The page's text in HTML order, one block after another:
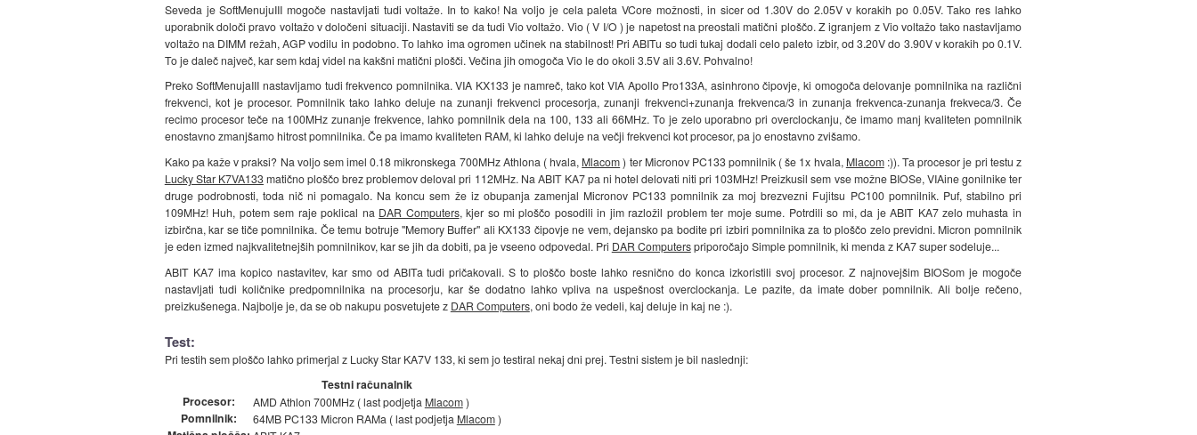
Seveda je SoftMenujuIII mogoče nastavljati tudi voltaže. In to kako! Na voljo je cela paleta VCore možnosti, in sicer od 1.30V do 2.05V v korakih po 0.05V. Tako res lahko
uporabnik določi pravo voltažo v določeni situaciji. Nastaviti se da tudi Vio voltažo. Vio ( V I/O ) je napetost na preostali matični ploščo. Z igranjem z Vio voltažo tako nastavljamo
voltažo na DIMM režah, AGP vodilu in podobno. To lahko ima ogromen učinek na stabilnost! Pri ABITu so tudi tukaj dodali celo paleto izbir, od 3.20V do 3.90V v korakih po 0.1V.
To je daleč največ, kar sem kdaj videl na kakšni matični plošči. Večina jih omogoča Vio le do okoli 3.5V ali 3.6V. Pohvalno!
Preko SoftMenujaIII nastavljamo tudi frekvenco pomnilnika. VIA KX133 je namreč, tako kot VIA Apollo Pro133A, asinhrono čipovje, ki omogoča delovanje pomnilnika na različni
frekvenci, kot je procesor. Pomnilnik tako lahko deluje na zunanji frekvenci procesorja, zunanji frekvenci+zunanja frekvenca/3 in zunanja frekvenca-zunanja frekveca/3. Če
recimo procesor teče na 100MHz zunanje frekvence, lahko pomnilnik dela na 100, 133 ali 66MHz. To je zelo uporabno pri overclockanju, če imamo manj kvaliteten pomnilnik
enostavno zmanjšamo hitrost pomnilnika. Če pa imamo kvaliteten RAM, ki lahko deluje na večji frekvenci kot procesor, pa jo enostavno zvišamo.
Kako pa kaže v praksi? Na voljo sem imel 0.18 mikronskega 700MHz Athlona ( hvala, Mlacom) ter Micronov PC133 pomnilnik ( še 1x hvala, Mlacom:)). Ta procesor je pri testu z
Lucky Star K7VA133matično ploščo brez problemov deloval pri 112MHz. Na ABIT KA7 pa ni hotel delovati niti pri 103MHz! Preizkusil sem vse možne BIOSe, VIAine gonilnike ter
druge podrobnosti, toda nič ni pomagalo. Na koncu sem že iz obupanja zamenjal Micronov PC133 pomnilnik za moj brezvezni Fujitsu PC100 pomnilnik. Puf, stabilno pri
109MHz! Huh, potem sem raje poklical na DAR Computers, kjer so mi ploščo posodili in jim razložil problem ter moje sume. Potrdili so mi, da je ABIT KA7 zelo muhasta in
izbirčna, kar se tiče pomnilnika. Če temu botruje "Memory Buffer" ali KX133 čipovje ne vem, dejansko pa bodite pri izbiri pomnilnika za to ploščo zelo previdni. Micron pomnilnik
je eden izmed najkvalitetnejših pomnilnikov, kar se jih da dobiti, pa je vseeno odpovedal. Pri DAR Computerspriporočajo Simple pomnilnik, ki menda z KA7 super sodeluje...
ABIT KA7 ima kopico nastavitev, kar smo od ABITa tudi pričakovali. S to ploščo boste lahko resnično do konca izkoristili svoj procesor. Z najnovejšim BIOSom je mogoče
nastavljati tudi količnike predpomnilnika na procesorju, kar še dodatno lahko vpliva na uspešnost overclockanja. Le pazite, da imate dober pomnilnik. Ali bolje rečeno,
preizkušenega. Najbolje je, da se ob nakupu posvetujete z DAR Computers, oni bodo že vedeli, kaj deluje in kaj ne :).
Test:
Pri testih sem ploščo lahko primerjal z Lucky Star KA7V 133, ki sem jo testiral nekaj dni prej. Testni sistem je bil naslednji:
Testni računalnik
Procesor:
AMD Athlon 700MHz ( last podjetja Mlacom)
Pomnilnik: 64MB PC133 Micron RAMa ( last podjetja Mlacom)